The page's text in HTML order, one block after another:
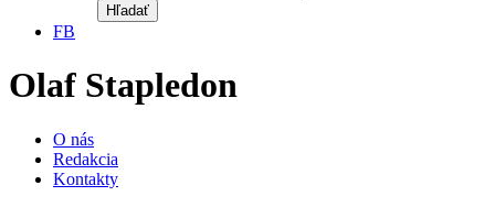
Hľadať
FB
Olaf Stapledon
O nás
Redakcia
Kontakty